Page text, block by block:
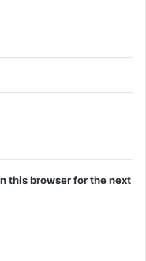
this browser for the next